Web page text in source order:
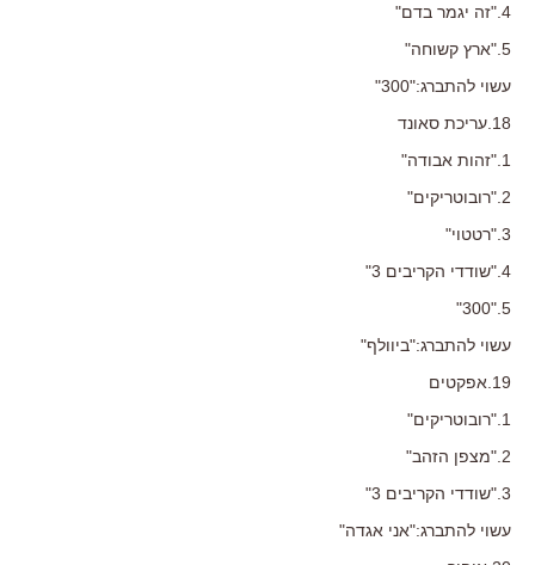
4."זה יגמר בדם"
5."ארץ קשוחה"
עשוי להתברג:"300"
18.עריכת סאונד
1."זהות אבודה"
2."רובוטריקים"
3."רטטוי"
4."שודדי הקריבים 3"
5."300"
עשוי להתברג:"ביוולף"
19.אפקטים
1."רובוטריקים"
2."מצפן הזהב"
3."שודדי הקריבים 3"
עשוי להתברג:"אני אגדה"